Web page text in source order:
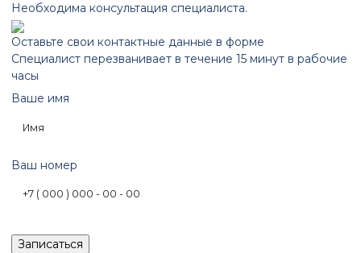
Необходима консультация специалиста.
Оставьте свои контактные данные в форме
Специалист перезванивает в течение 15 минут в рабочие
часы
Ваше имя
Ваш номер
Записаться